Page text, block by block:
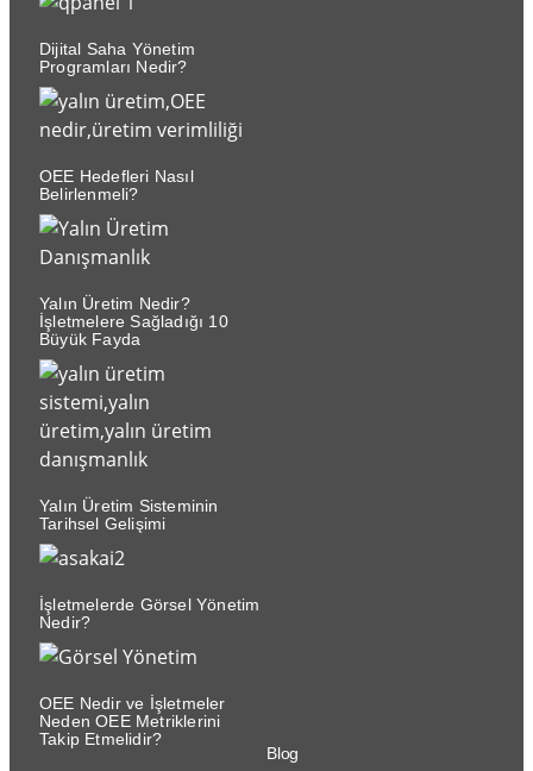
Dijital Saha Yönetim
Programları Nedir?
OEE Hedefleri Nasıl
Belirlenmeli?
Yalın Üretim Nedir?
İşletmelere Sağladığı 10
Büyük Fayda
Yalın Üretim Sisteminin
Tarihsel Gelişimi
İşletmelerde Görsel Yönetim
Nedir?
OEE Nedir ve İşletmeler
Neden OEE Metriklerini
Takip Etmelidir?
Blog